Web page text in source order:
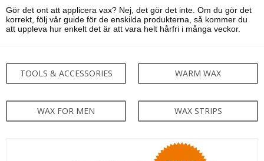
Gör det ont att applicera vax? Nej, det gör det inte. Om du gör det
korrekt, följ vår guide för de enskilda produkterna, så kommer du
att uppleva hur enkelt det är att vara helt hårfri i många veckor.
TOOLS & ACCESSORIES WARM WAX
WAX FOR MEN WAX STRIPS